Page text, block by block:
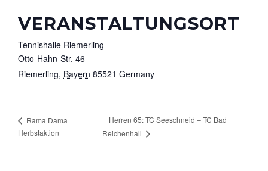
VERANSTALTUNGSORT
Tennishalle Riemerling
Otto-Hahn-Str. 46
Riemerling, Bayern 85521 Germany
Rama Dama
Herbstaktion
Herren 65: TC Seeschneid – TC Bad
Reichenhall